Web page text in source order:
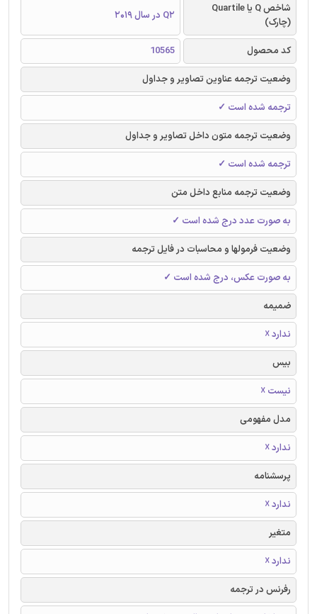
شاخص Q یا Quartile
(چارک)
Q2 در سال 2019
کد محصول
10565
وضعیت ترجمه عناوین تصاویر و جداول
ترجمه شده است ✓
وضعیت ترجمه متون داخل تصاویر و جداول
ترجمه شده است ✓
وضعیت ترجمه منابع داخل متن
به صورت عدد درج شده است ✓
وضعیت فرمولها و محاسبات در فایل ترجمه
به صورت عکس، درج شده است ✓
ضمیمه
ندارد ☓
بیس
نیست ☓
مدل مفهومی
ندارد ☓
پرسشنامه
ندارد ☓
متغیر
ندارد ☓
رفرنس در ترجمه